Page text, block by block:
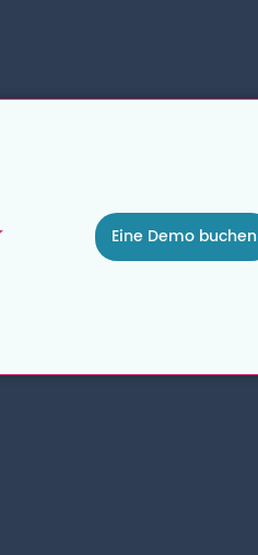
Eine Demo buchen